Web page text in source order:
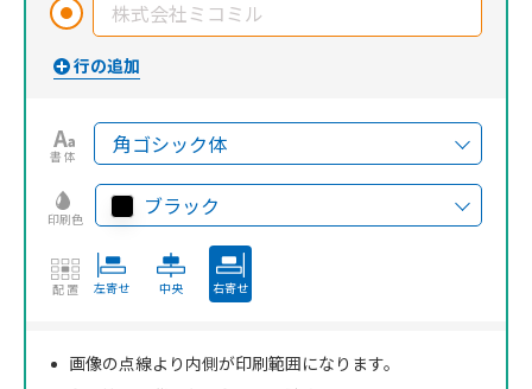
書体
印刷色 ブラック
配置 左寄せ 中央 右寄せ
画像の点線より内側が印刷範囲になります。